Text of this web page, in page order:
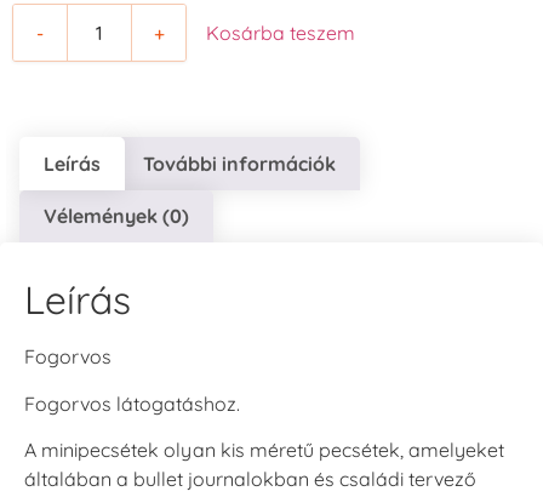
- + Kosárba teszem
Leírás További információk
Vélemények (0)
Leírás
Fogorvos
Fogorvos látogatáshoz.
A minipecsétek olyan kis méretű pecsétek, amelyeket
általában a bullet journalokban és családi tervező